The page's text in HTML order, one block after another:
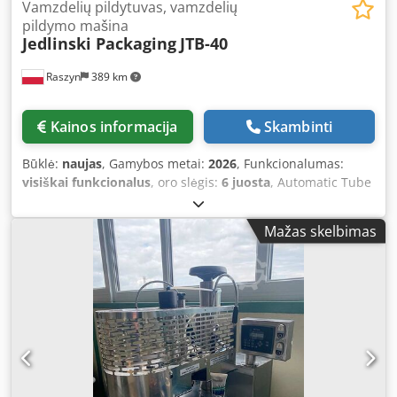
Raszyn 389 km
Vamzdelių pildytuvas, vamzdelių
pildymo mašina
Jedlinski Packaging JTB-40
Kainos informacija Skambinti
Būklė: naujas, Gamybos metai: 2026, Funkcionalumas:
visiškai funkcionalus, oro slėgis: 6 juosta, Automatic Tube
Filling Machine JTB-40 Fenix – Up to 40 Tubes/Min | High
Precision Tube Filler, Tube Closing Machine, Tube Filling
Line, Cosmetic Filling, Pharmaceutical Filling Machine,
Servo Drive, Filling Equipment. Performance Data &
Technical Specifications Capacity Up to 40 tubes per
minute Dosing Range 5 ml to 270 ml (Maximum precision
by servo drives) Tube Diameter From 19 mm to 50 mm
Tube Height From 70 mm to 210 mm Tube Material Heat-
sealable (laminate/plastic) or aluminum tubes Dosing
System Servo drives (high repeatability) Control PLC +
Intuitive HMI Panel (with recipe storage function) Formats
Mažas skelbimas